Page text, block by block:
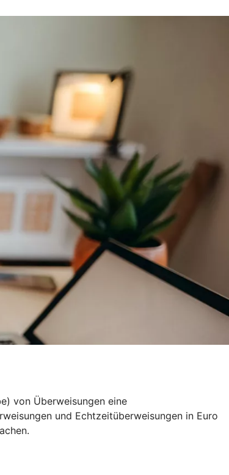
von Überweisungen eine
und Echtzeitüberweisungen in Euro